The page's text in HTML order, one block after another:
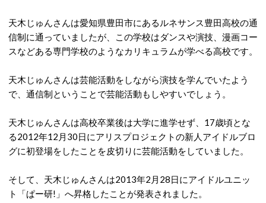
天木じゅんさんは愛知県豊田市にあるルネサンス豊田高校の通
信制に通っていましたが、この学校はダンスや演技、漫画コー
スなどある専門学校のようなカリキュラムが学べる高校です。
天木じゅんさんは芸能活動をしながら演技を学んでいたよう
で、通信制ということで芸能活動もしやすいでしょう。
天木じゅんさんは高校卒業後は大学に進学せず、17歳頃とな
る2012年12月30日にアリスプロジェクトの新人アイドルブロ
グに初登場をしたことを皮切りに芸能活動をしていました。
そして、天木じゅんさんは2013年2月28日にアイドルユニッ
ト「ぱー研!」へ昇格したことが発表されました。